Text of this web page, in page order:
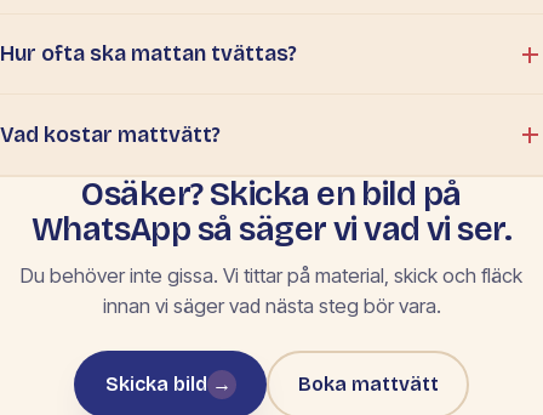
Hur ofta ska mattan tvättas?
Vad kostar mattvätt?
Osäker? Skicka en bild på
WhatsApp så säger vi vad vi ser.
Du behöver inte gissa. Vi tittar på material, skick och fläck
innan vi säger vad nästa steg bör vara.
Skicka bild → Boka mattvätt